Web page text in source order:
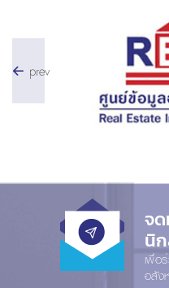
prev
จ
นิ
เพื่อ
อสัง